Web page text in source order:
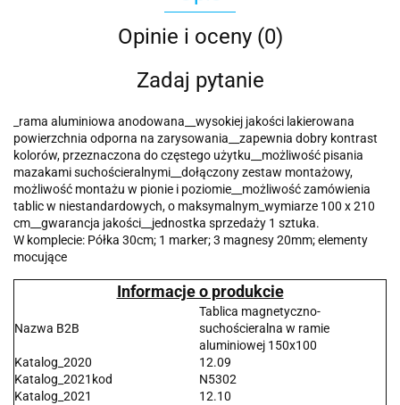
Opinie i oceny (0)
Zadaj pytanie
_rama aluminiowa anodowana__wysokiej jakości lakierowana
powierzchnia odporna na zarysowania__zapewnia dobry kontrast
kolorów, przeznaczona do częstego użytku__możliwość pisania
mazakami suchościeralnymi__dołączony zestaw montażowy,
możliwość montażu w pionie i poziomie__możliwość zamówienia
tablic w niestandardowych, o maksymalnym_wymiarze 100 x 210
cm__gwarancja jakości__jednostka sprzedaży 1 sztuka.
W komplecie: Półka 30cm; 1 marker; 3 magnesy 20mm; elementy
mocujące
Informacje o produkcie
Nazwa B2B
Tablica magnetyczno-
suchościeralna w ramie
aluminiowej 150x100
Katalog_2020
12.09
Katalog_2021kod
N5302
Katalog_2021
12.10